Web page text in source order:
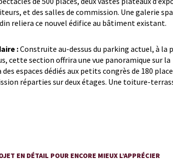
et des salles de commission. Une galerie
reliera ce nouvel édifice au bâtiment existant.
:Construite au-dessus du parking actuel, à la
cette section offrira une vue panoramique sur la
espaces dédiés aux petits congrès de 180
réparties sur deux étages. Une toiture-
EN DÉTAIL POUR ENCORE MIEUX L’APPRÉCIER